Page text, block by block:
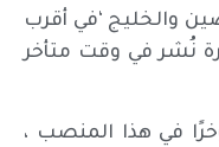
والخليج ‘في أقرب
نُشر في وقت متأخر
في هذا المنصب ،